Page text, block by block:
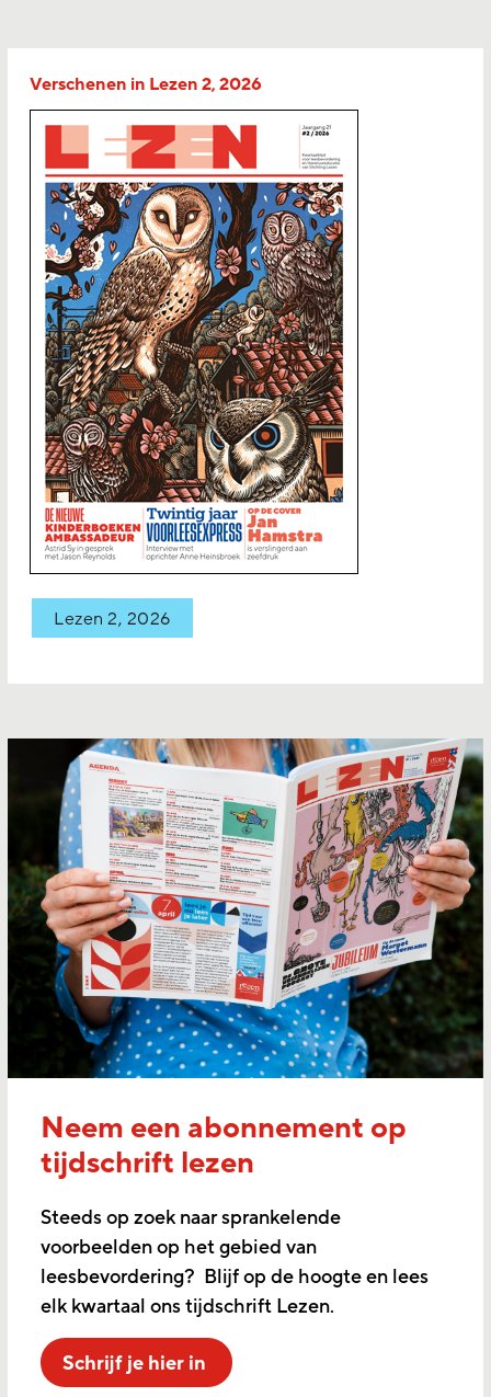
Verschenen in Lezen 2, 2026
Lezen 2, 2026
Neem een abonnement op
tijdschrift lezen
Steeds op zoek naar sprankelende
voorbeelden op het gebied van
leesbevordering? Blijf op de hoogte en lees
elk kwartaal ons tijdschrift Lezen.
Schrijf je hier in